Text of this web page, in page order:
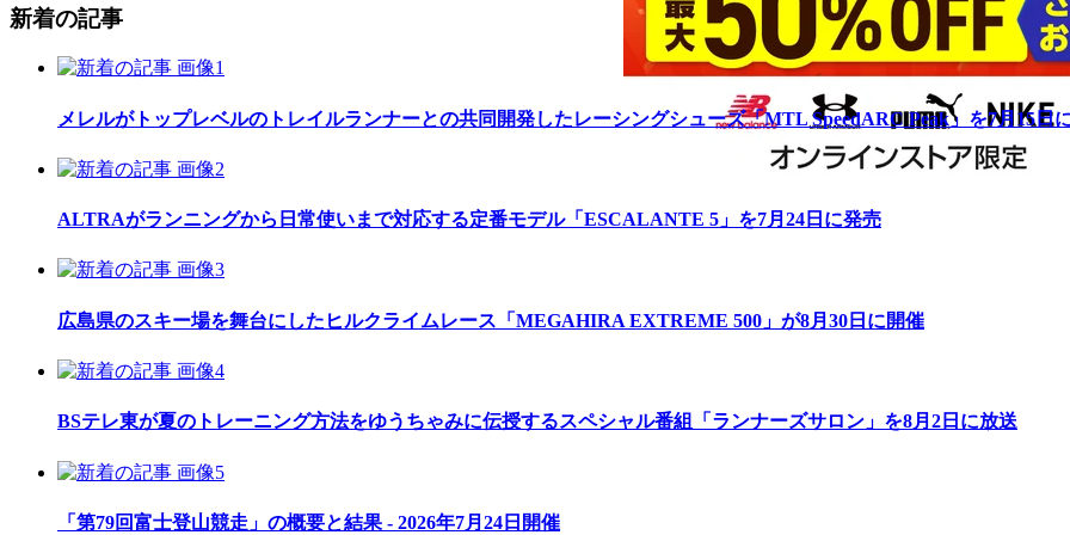
新着の記事
メレルがトップレベルのトレイルランナーとの共同開発したレーシングシューズ「MTL SpeedARC Peak」を7月15日
ALTRAがランニングから日常使いまで対応する定番モデル「ESCALANTE 5」を7月24日に発売
広島県のスキー場を舞台にしたヒルクライムレース「MEGAHIRA EXTREME 500」が8月30日に開催
BSテレ東が夏のトレーニング方法をゆうちゃみに伝授するスペシャル番組「ランナーズサロン」を8月2日に放送
「第79回富士登山競走」の概要と結果 - 2026年7月24日開催